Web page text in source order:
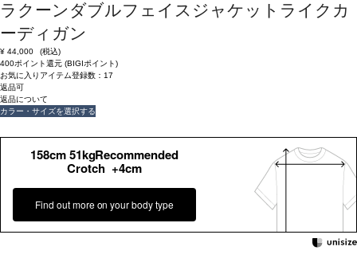
ラクーンダブルフェイスジャケットライクカ
ーディガン
¥ 44,000
(税込)
400ポイント還元 (BIGIポイント)
お気に入りアイテム登録数： 17
返品可
返品について
カラー・サイズを選択する
158cm 51kgRecommended
Crotch +4cm
Find out more on your body type